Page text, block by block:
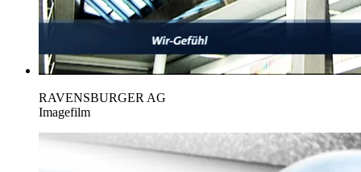
RAVENSBURGER AG
Imagefilm